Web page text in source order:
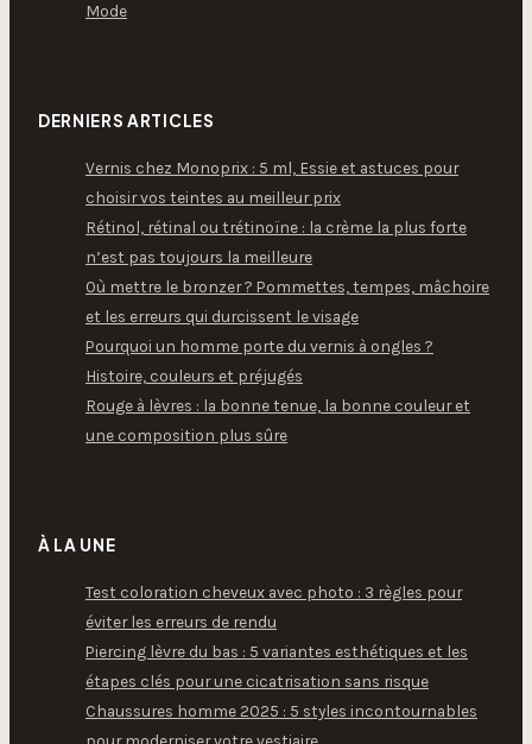
Mode
DERNIERS ARTICLES
Vernis chez Monoprix : 5 ml, Essie et astuces pour
choisir vos teintes au meilleur prix
Rétinol, rétinal ou trétinoïne : la crème la plus forte
n’est pas toujours la meilleure
Où mettre le bronzer ? Pommettes, tempes, mâchoire
et les erreurs qui durcissent le visage
Pourquoi un homme porte du vernis à ongles ?
Histoire, couleurs et préjugés
Rouge à lèvres : la bonne tenue, la bonne couleur et
une composition plus sûre
À LA UNE
Test coloration cheveux avec photo : 3 règles pour
éviter les erreurs de rendu
Piercing lèvre du bas : 5 variantes esthétiques et les
étapes clés pour une cicatrisation sans risque
Chaussures homme 2025 : 5 styles incontournables